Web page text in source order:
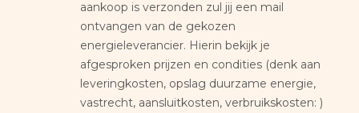
aankoop is verzonden zul jij een mail
ontvangen van de gekozen
energieleverancier. Hierin bekijk je
afgesproken prijzen en condities (denk aan
leveringkosten, opslag duurzame energie,
vastrecht, aansluitkosten, verbruikskosten: )